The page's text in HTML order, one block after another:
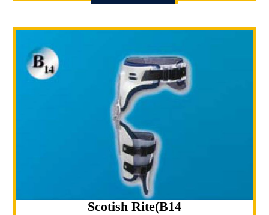
Scotish Rite(B14